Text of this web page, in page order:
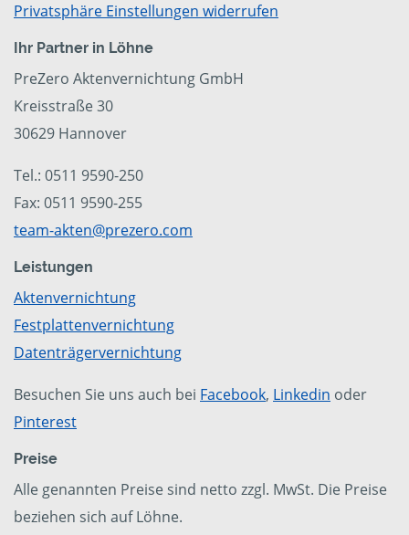
Privatsphäre Einstellungen widerrufen
Ihr Partner in Löhne
PreZero Aktenvernichtung GmbH
Kreisstraße 30
30629 Hannover
Tel.: 0511 9590-250
Fax: 0511 9590-255
team-akten@prezero.com
Leistungen
Aktenvernichtung
Festplattenvernichtung
Datenträgervernichtung
Besuchen Sie uns auch bei Facebook, Linkedin oder
Pinterest
Preise
Alle genannten Preise sind netto zzgl. MwSt. Die Preise
beziehen sich auf Löhne.